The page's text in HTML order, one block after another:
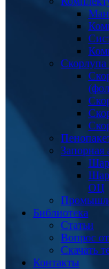
ОЦ
Библиотека
Статьи
Вопрос
Скачать
Контакты